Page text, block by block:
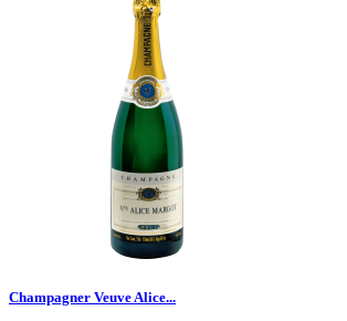
Champagner Veuve Alice...